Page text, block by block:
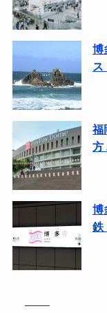
博
ス
福
方
博
鉄